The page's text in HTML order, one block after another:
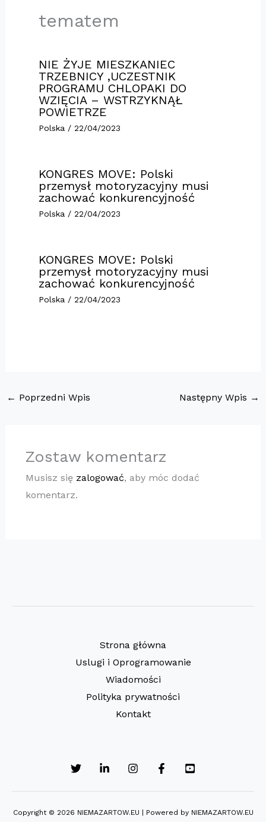
tematem
NIE ŻYJE MIESZKANIEC
TRZEBNICY ,UCZESTNIK
PROGRAMU CHLOPAKI DO
WZIĘCIA – WSTRZYKNĄŁ
POWIETRZE
Polska / 22/04/2023
KONGRES MOVE: Polski
przemysł motoryzacyjny musi
zachować konkurencyjność
Polska / 22/04/2023
KONGRES MOVE: Polski
przemysł motoryzacyjny musi
zachować konkurencyjność
Polska / 22/04/2023
← Poprzedni Wpis Następny Wpis →
Zostaw komentarz
Musisz się zalogować, aby móc dodać
komentarz.
Strona główna
Uslugi i Oprogramowanie
Wiadomości
Polityka prywatności
Kontakt
Copyright © 2026 NIEMAZARTOW.EU | Powered by NIEMAZARTOW.EU